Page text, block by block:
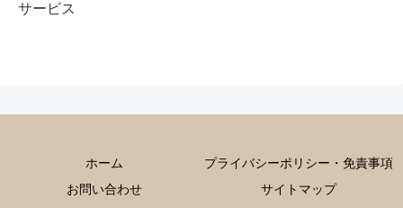
サービス
ホーム
プライバシーポリシー・免責事項
お問い合わせ
サイトマップ